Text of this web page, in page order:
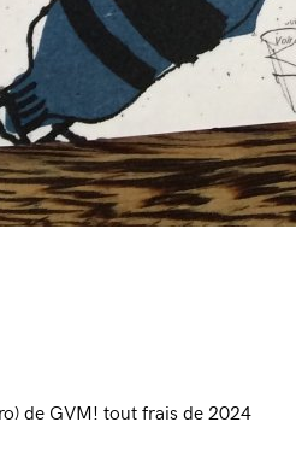
de GVM! tout frais de 2024